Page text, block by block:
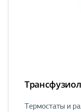
Термостаты и